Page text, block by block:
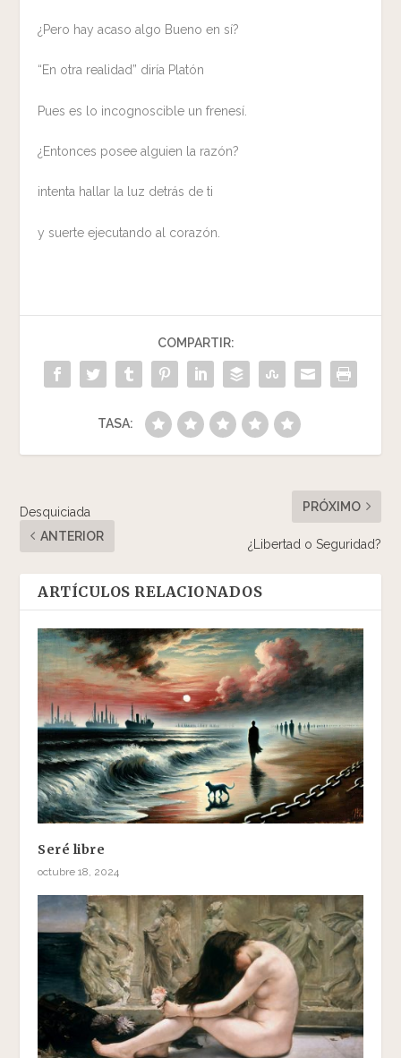
¿Pero hay acaso algo Bueno en sí?
“En otra realidad” diría Platón
Pues es lo incognoscible un frenesí.
¿Entonces posee alguien la razón?
intenta hallar la luz detrás de ti
y suerte ejecutando al corazón.
COMPARTIR:
TASA:
Desquiciada
ANTERIOR
PRÓXIMO
¿Libertad o Seguridad?
ARTÍCULOS RELACIONADOS
Seré libre
octubre 18, 2024